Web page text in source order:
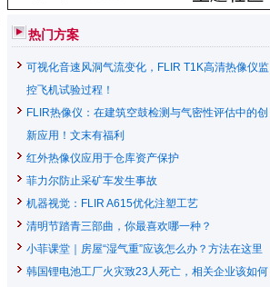
热门方案
可视化音速风洞气流变化，FLIR T1K高清热像仪监
控飞机试验过程！
FLIR热像仪：在建筑空鼓检测与气密性评估中的创
新应用！文末有福利
红外热像仪应用于仓库资产保护
菲力尔防止采矿车发生事故
机器视觉：FLIR A615优化注塑工艺
清明节踏青三部曲，你最喜欢哪一种？
小菲课堂｜房屋“湿气重”应该怎么办？方法在这里
韩国锂电池工厂火灾致23人死亡，相关企业该如何